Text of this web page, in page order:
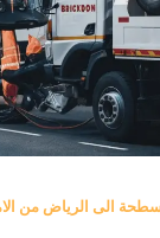
الى الرياض من